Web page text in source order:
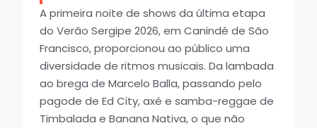
A primeira noite de shows da última etapa
do Verão Sergipe 2026, em Canindé de São
Francisco, proporcionou ao público uma
diversidade de ritmos musicais. Da lambada
ao brega de Marcelo Balla, passando pelo
pagode de Ed City, axé e samba-reggae de
Timbalada e Banana Nativa, o que não